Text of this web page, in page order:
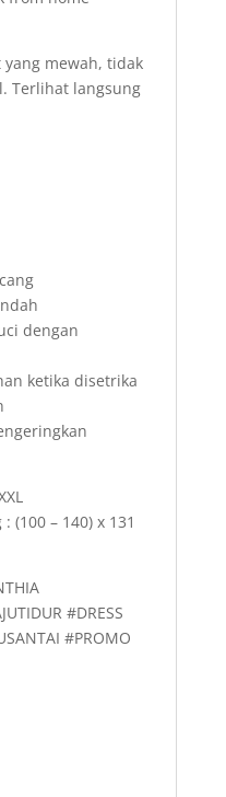
mewah, tidak
Terlihat langsung
dengan
ketika disetrika
(100 – 140) x 131
#DRESS
#PROMO